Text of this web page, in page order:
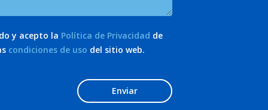
y acepto la Política de Privacidad de
condiciones de uso del sitio web.
Enviar